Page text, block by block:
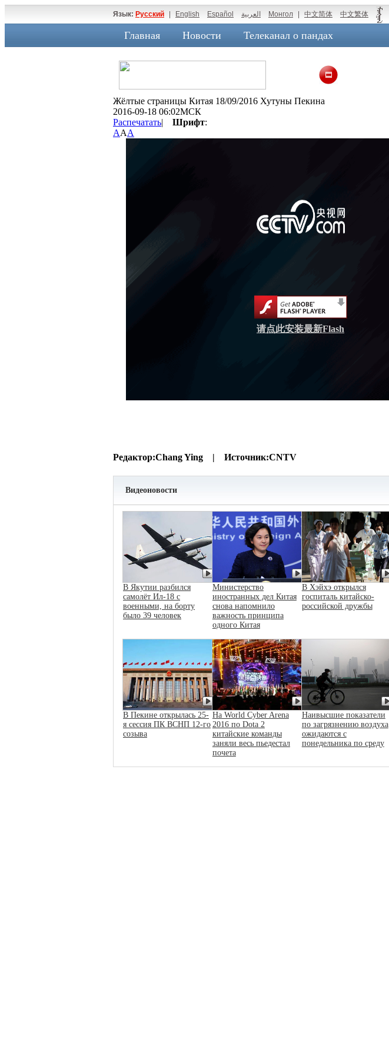
Язык: Русский English Español العربية Монгол 中文简体 中文繁体
Главная Новости Телеканал о пандах
Жёлтые страницы Китая 18/09/2016 Хутуны Пекина
2016-09-18 06:02МСК
Распечатать| Шрифт:
AAA
请点此安装最新Flash
Редактор:Chang Ying | Источник:CNTV
Видеоновости
В Якутии разбился
самолёт Ил-18 с
военными, на борту
было 39 человек
Министерство
иностранных дел Китая
снова напомнило
важность принципа
одного Китая
В Хэйхэ открылся
госпиталь китайско-
российской дружбы
В Пекине открылась 25-
я сессия ПК ВСНП 12-го
созыва
На World Cyber Arena
2016 по Dota 2
китайские команды
заняли весь пьедестал
почета
Наивысшие показатели
по загрязнению воздуха
ожидаются с
понедельника по среду